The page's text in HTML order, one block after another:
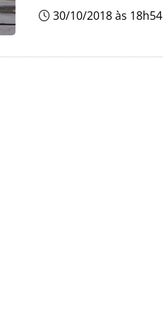
30/10/2018 às 18h54